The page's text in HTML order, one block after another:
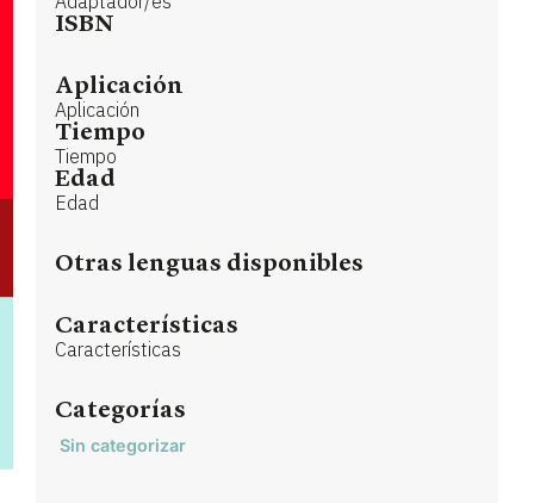
ISBN
Aplicación
Aplicación
Tiempo
Tiempo
Edad
Edad
Otras lenguas disponibles
Características
Características
Categorías
Sin categorizar